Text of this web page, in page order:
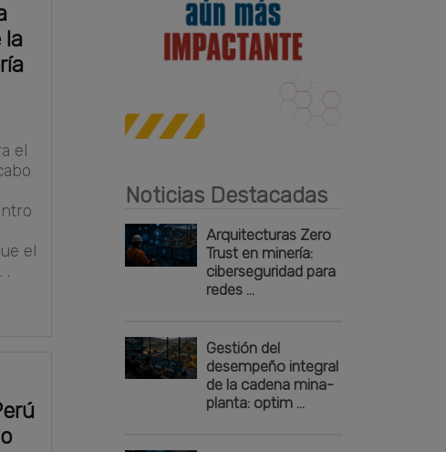
la
el
el
.
Noticias Destacadas
Arquitecturas Zero
Trust en minería:
ciberseguridad para
redes ...
Gestión del
desempeño integral
de la cadena mina-
planta: optim ...